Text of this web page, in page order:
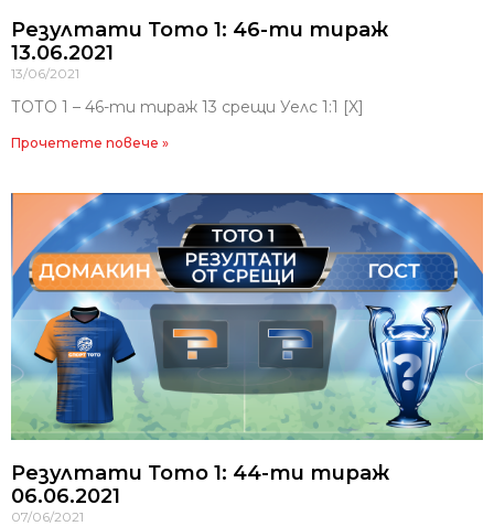
Резултати Тото 1: 46-ти тираж
13.06.2021
13/06/2021
ТОТО 1 – 46-ти тираж 13 срещи Уелс 1:1 [X]
Прочетете повече »
Резултати Тото 1: 44-ти тираж
06.06.2021
07/06/2021